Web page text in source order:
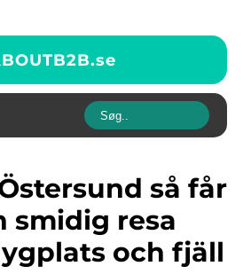
se
smidig resa
och fjäll